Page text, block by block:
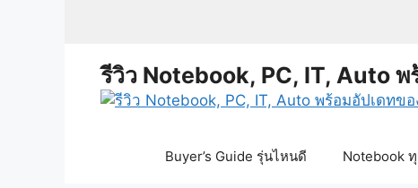
รีวิว Notebook, PC, IT, Auto
Buyer’s Guide รุ่นไหนดี Notebook